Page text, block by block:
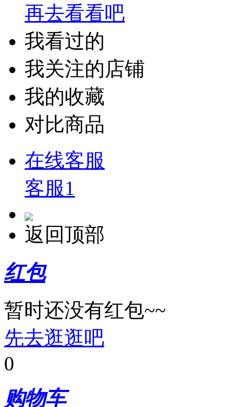
再去看看吧
我看过的
我关注的店铺
我的收藏
对比商品
在线客服
客服1
返回顶部
红包
暂时还没有红包~~
先去逛逛吧
0
购物车